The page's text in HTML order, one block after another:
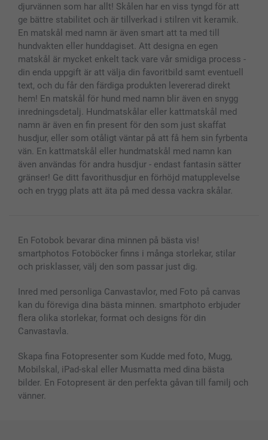
Presentkort
Alla fotoprodukter
djurvännen som har allt! Skålen har en viss tyngd för att
ge bättre stabilitet och är tillverkad i stilren vit keramik.
En matskål med namn är även smart att ta med till
hundvakten eller hunddagiset. Att designa en egen
matskål är mycket enkelt tack vare vår smidiga process -
din enda uppgift är att välja din favoritbild samt eventuell
text, och du får den färdiga produkten levererad direkt
hem! En matskål för hund med namn blir även en snygg
inredningsdetalj. Hundmatskålar eller kattmatskål med
namn är även en fin present för den som just skaffat
husdjur, eller som otåligt väntar på att få hem sin fyrbenta
vän. En kattmatskål eller hundmatskål med namn kan
även användas för andra husdjur - endast fantasin sätter
gränser! Ge ditt favorithusdjur en förhöjd matupplevelse
och en trygg plats att äta på med dessa vackra skålar.
En Fotobok bevarar dina minnen på bästa vis!
smartphotos Fotoböcker finns i många storlekar, stilar
och prisklasser, välj den som passar just dig.
Inred med personliga Canvastavlor, med Foto på canvas
kan du föreviga dina bästa minnen. smartphoto erbjuder
flera olika storlekar, format och designs för din
Canvastavla.
Skapa fina Fotopresenter som Kudde med foto, Mugg,
Mobilskal, iPad-skal eller Musmatta med dina bästa
bilder. En Fotopresent är den perfekta gåvan till familj och
vänner.